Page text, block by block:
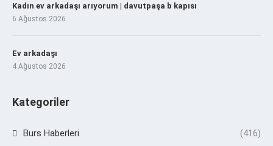
Kadın ev arkadaşı arıyorum | davutpaşa b kapısı
6 Ağustos 2026
Ev arkadaşı
4 Ağustos 2026
Kategoriler
Burs Haberleri (416)